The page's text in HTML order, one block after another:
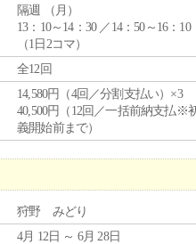
隔週 （ 月 ）
13：10～14：30 ／14：50～16：10
（1日2コマ）
全12回
14,580円（4回／分割支払い）×3
40,500円（12回／一括前納支払※
義開始前まで）
狩野 みどり
4月 12日 ～ 6月 28日